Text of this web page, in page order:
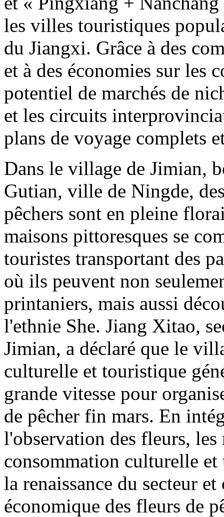
les villes touristiques
du Jiangxi. Grâce à des
et à des économies sur les
potentiel de marchés de
et les circuits
plans de voyage complets
Dans le village de Jimian,
Gutian, ville de Ningde,
pêchers sont en pleine
maisons pittoresques se
touristes transportant des
où ils peuvent non
printaniers, mais aussi
l'ethnie She. Jiang Xitao,
Jimian, a déclaré que le
culturelle et touristique
grande vitesse pour
de pêcher fin mars. En
l'observation des fleurs, les
consommation culturelle
la renaissance du secteur
économique des fleurs de